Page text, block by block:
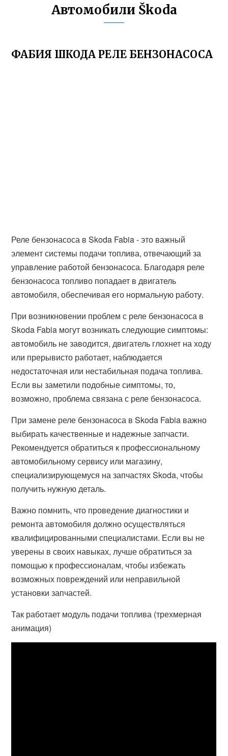
Автомобили Škoda
ФАБИЯ ШКОДА РЕЛЕ БЕНЗОНАСОСА
Реле бензонасоса в Skoda Fabia - это важный
элемент системы подачи топлива, отвечающий за
управление работой бензонасоса. Благодаря реле
бензонасоса топливо попадает в двигатель
автомобиля, обеспечивая его нормальную работу.
При возникновении проблем с реле бензонасоса в
Skoda Fabia могут возникать следующие симптомы:
автомобиль не заводится, двигатель глохнет на ходу
или прерывисто работает, наблюдается
недостаточная или нестабильная подача топлива.
Если вы заметили подобные симптомы, то,
возможно, проблема связана с реле бензонасоса.
При замене реле бензонасоса в Skoda Fabia важно
выбирать качественные и надежные запчасти.
Рекомендуется обратиться к профессиональному
автомобильному сервису или магазину,
специализирующемуся на запчастях Skoda, чтобы
получить нужную деталь.
Важно помнить, что проведение диагностики и
ремонта автомобиля должно осуществляться
квалифицированными специалистами. Если вы не
уверены в своих навыках, лучше обратиться за
помощью к профессионалам, чтобы избежать
возможных повреждений или неправильной
установки запчастей.
Так работает модуль подачи топлива (трехмерная
анимация)